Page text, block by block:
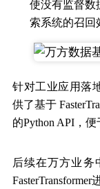
使没有监督数
索系统的召回
针对工业应用落
供了基于
的Python API，
后续在万方业务